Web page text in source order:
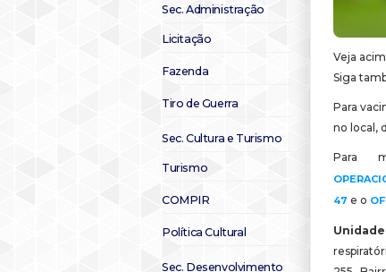
Sec. Administração
Licitação
Fazenda
Tiro de Guerra
Sec. Cultura e Turismo
Turismo
COMPIR
Política Cultural
Sec. Desenvolvimento
Veja
Siga
Para
no local,
Para
47 e o